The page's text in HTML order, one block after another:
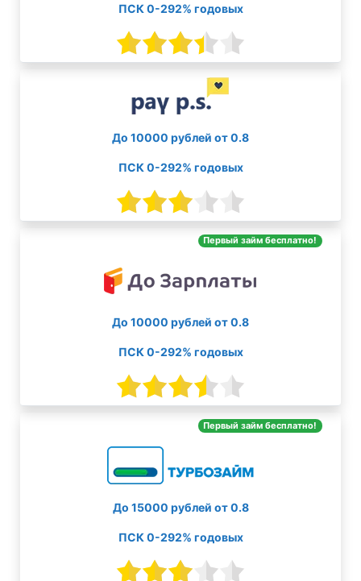
ПСК 0-292% годовых
До 10000 рублей от 0.8
ПСК 0-292% годовых
Первый займ бесплатно!
До 10000 рублей от 0.8
ПСК 0-292% годовых
Первый займ бесплатно!
До 15000 рублей от 0.8
ПСК 0-292% годовых